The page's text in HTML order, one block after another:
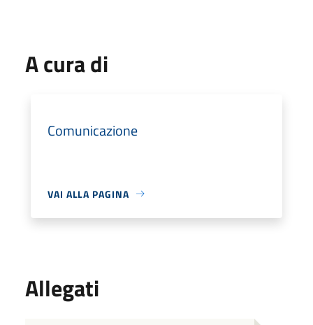
A cura di
Comunicazione
VAI ALLA PAGINA
Allegati